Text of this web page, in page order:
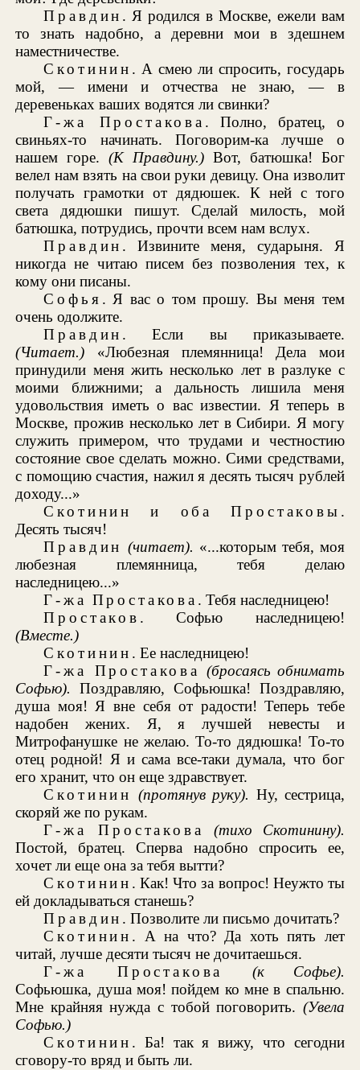
Правдин . Я родился в Москве, ежели вам
то знать надобно, а деревни мои в здешнем
наместничестве.
Скотинин . А смею ли спросить, государь
мой, — имени и отчества не знаю, — в
деревеньках ваших водятся ли свинки?
Г-жа Простакова . Полно, братец, о
свиньях-то начинать. Поговорим-ка лучше о
нашем горе.(К Правдину.) Вот, батюшка! Бог
велел нам взять на свои руки девицу. Она изволит
получать грамотки от дядюшек. К ней с того
света дядюшки пишут. Сделай милость, мой
батюшка, потрудись, прочти всем нам вслух.
Правдин . Извините меня, сударыня. Я
никогда не читаю писем без позволения тех, к
кому они писаны.
Софья . Я вас о том прошу. Вы меня тем
очень одолжите.
Правдин . Если вы приказываете.
(Читает.) «Любезная племянница! Дела мои
принудили меня жить несколько лет в разлуке с
моими ближними; а дальность лишила меня
удовольствия иметь о вас известии. Я теперь в
Москве, прожив несколько лет в Сибири. Я могу
служить примером, что трудами и честностию
состояние свое сделать можно. Сими средствами,
с помощию счастия, нажил я десять тысяч рублей
доходу...»
Скотинин и оба Простаковы .
Десять тысяч!
Правдин (читает). «...которым тебя, моя
любезная племянница, тебя делаю
наследницею...»
Г-жа Простакова . Тебя наследницею!
Простаков . Софью наследницею!
(Вместе.)
Скотинин . Ее наследницею!
Г-жа Простакова (бросаясь обнимать
Софью).
Поздравляю, Софьюшка! Поздравляю,
душа моя! Я вне себя от радости! Теперь тебе
надобен жених. Я, я лучшей невесты и
Митрофанушке не желаю. То-то дядюшка! То-то
отец родной! Я и сама все-таки думала, что бог
его хранит, что он еще здравствует.
Скотинин (протянув руку). Ну, сестрица,
скоряй же по рукам.
Г-жа Простакова
(тихо Скотинину).
Постой, братец. Сперва надобно спросить ее,
хочет ли еще она за тебя вытти?
Скотинин . Как! Что за вопрос! Неужто ты
ей докладываться станешь?
Правдин . Позволите ли письмо дочитать?
Скотинин . А на что? Да хоть пять лет
читай, лучше десяти тысяч не дочитаешься.
Г-жа Простакова
(к Софье).
Софьюшка, душа моя! пойдем ко мне в спальню.
Мне крайняя нужда с тобой поговорить. (Увела
Софью.)
Скотинин . Ба! так я вижу, что сегодни
сговору-то вряд и быть ли.